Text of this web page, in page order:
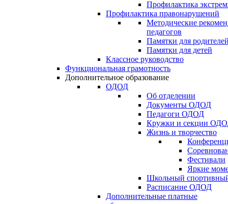
Профилактика
Профилактика правонарушений
Методические
педагогов
Памятки для
Памятки для детей
Классное руководство
Функциональная грамотность
Дополнительное образование
ОДОД
Об отделении
Документы ОДОД
Педагоги ОДОД
Кружки и секции
Жизнь и творчество
Фестивали
Яркие
Школьный
Расписание ОДОД
Дополнительные платные